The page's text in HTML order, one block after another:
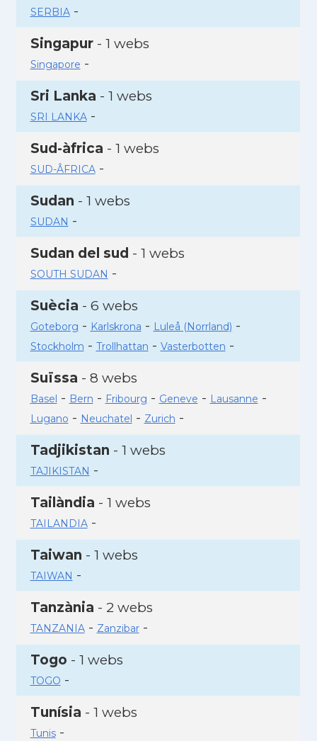
SERBIA-
Singapur- 1 webs
Singapore -
Sri Lanka - 1 webs
SRI LANKA-
Sud-àfrica - 1 webs
SUD-ÂFRICA-
Sudan - 1 webs
SUDAN -
Sudan del sud - 1 webs
SOUTH SUDAN -
Suècia - 6 webs
Goteborg - Karlskrona - Luleå (Norrland) -
Stockholm - Trollhattan - Vasterbotten -
Suïssa - 8 webs
Basel - Bern - Fribourg - Geneve - Lausanne -
Lugano - Neuchatel - Zurich -
Tadjikistan - 1 webs
TAJIKISTAN -
Tailàndia - 1 webs
TAILANDIA-
Taiwan - 1 webs
TAIWAN -
Tanzània - 2 webs
TANZANIA- Zanzibar-
Togo - 1 webs
TOGO -
Tunísia - 1 webs
Tunis-